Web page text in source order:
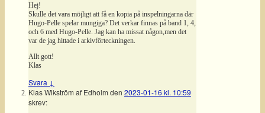
Hej!
Skulle det vara möjligt att få en kopia på inspelningarna där
Hugo-Pelle spelar mungiga? Det verkar finnas på band 1, 4,
och 6 med Hugo-Pelle. Jag kan ha missat någon,men det
var de jag hittade i arkivförteckningen.
Allt gott!
Klas
Svara ↓
Klas Wikström af Edholm den 2023-01-16 kl. 10:59
skrev: